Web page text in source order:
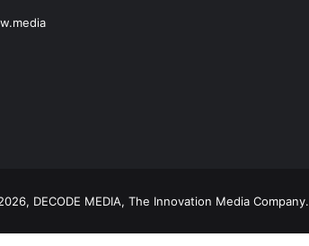
DECODE MEDIA, The Innovation Media Company.